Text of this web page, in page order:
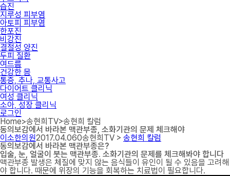
습진
지루성 피부염
아토피 피부염
한포진
비강진
결절성 양진
두피 질환
여드름
건강한 몸
통증, 추나, 교통사고
다이어트 클리닉
여성 클리닉
소아, 성장 클리닉
로그인
Home>송현희TV>송현희 칼럼
동의보감에서 바라본 맥관부종, 소화기관의 문제 체크해야
이소한의원2017.04.060송현희TV > 송현희 칼럼
동의보감에서 바라본 맥관부종은?
입술, 눈, 얼굴이 붓는 맥관부종. 소화기관의 문제를 체크해봐야 합니다
맥관부종 발생은 체질에 맞지 않는 음식들이 유인이 될 수 있음을 고려해
야 합니다. 때문에 위장의 기능을 회복하는 치료법이 필요합니다.